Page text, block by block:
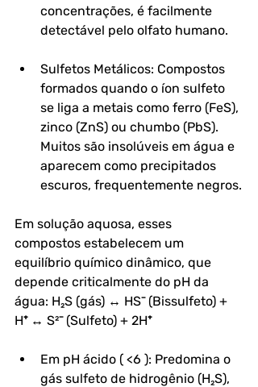
concentrações, é facilmente
detectável pelo olfato humano.
Sulfetos Metálicos: Compostos
formados quando o íon sulfeto
se liga a metais como ferro (FeS),
zinco (ZnS) ou chumbo (PbS).
Muitos são insolúveis em água e
aparecem como precipitados
escuros, frequentemente negros.
Em solução aquosa, esses
compostos estabelecem um
equilíbrio químico dinâmico, que
depende criticalmente do pH da
água: H₂S (gás) ↔ HS⁻ (Bissulfeto) +
H⁺ ↔ S²⁻ (Sulfeto) + 2H⁺
Em pH ácido ( <6 ): Predomina o
gás sulfeto de hidrogênio (H₂S),